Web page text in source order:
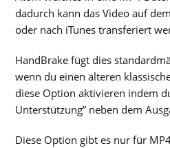
dadurch kann das Video auf
oder nach iTunes transferiert
HandBrake fügt dies
wenn du einen älteren
diese Option aktivieren indem
Unterstützung” neben dem
Diese Option gibt es nur für